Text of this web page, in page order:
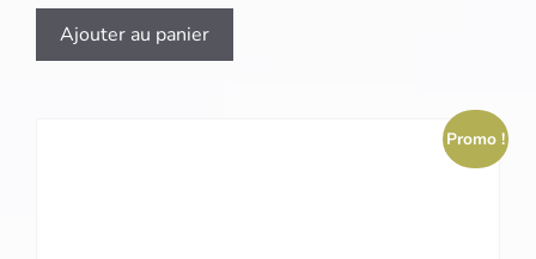
Ajouter au panier
Promo !